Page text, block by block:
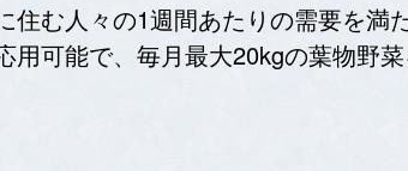
む人々の1週間あたりの需要を満
可能で、毎月最大20kgの葉物野